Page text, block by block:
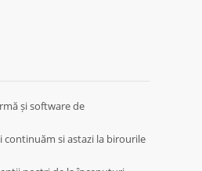
și software de
continuăm si astazi la birourile